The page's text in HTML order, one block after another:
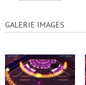
GALERIE IMAGES